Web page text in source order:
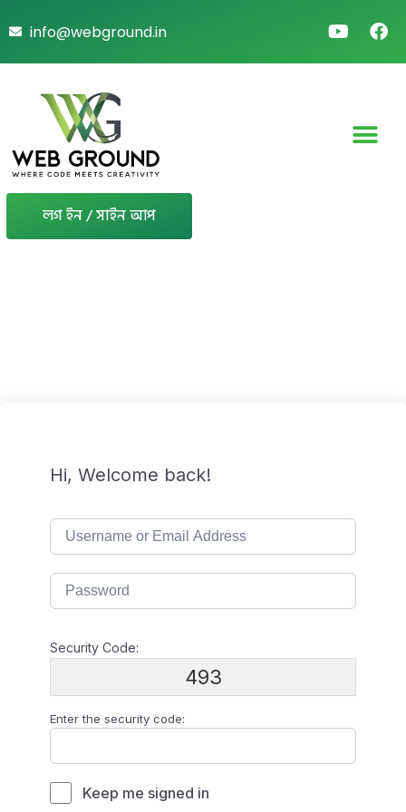
info@webground.in
লগ ইন / সাইন আপ
Hi, Welcome back!
Security Code:
493
Enter the security code:
Keep me signed in